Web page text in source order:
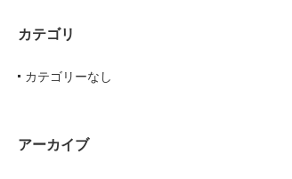
カテゴリ
カテゴリーなし
アーカイブ